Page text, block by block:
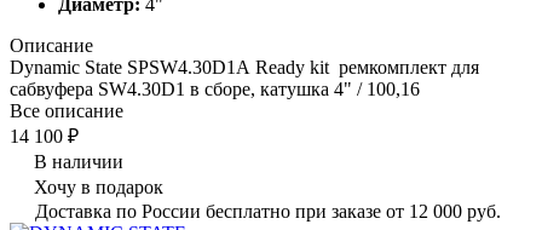
Описание
Dynamic State SPSW4.30D1A Ready kit ремкомплект для
сабвуфера SW4.30D1 в сборе, катушка 4" / 100,16
Все описание
14 100 ₽
В наличии
Хочу в подарок
Доставка по России бесплатно при заказе от 12 000 руб.